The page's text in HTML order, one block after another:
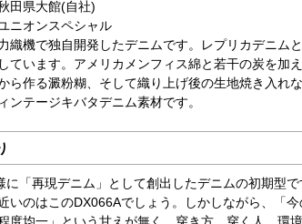
田県大館(自社)
ニオンスペシャル
織機で独自開発したデニムです。レプリカデニム
ています。アメリカメンフィス綿と若干の炭を加
ら作る澱粉糊、そして織り上げ後の生地焼き入れ
ンテージキバタデニム素材です。
に「再現デニム」として創出したデニムの初期型
いのはこのDX066Aでしょう。しかしながら、「